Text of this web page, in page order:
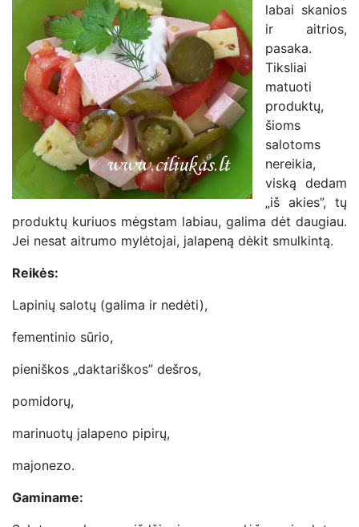
labai skanios
ir aitrios,
pasaka.
Tiksliai
matuoti
produktų,
šioms
salotoms
nereikia,
viską dedam
„iš akies”, tų
produktų kuriuos mėgstam labiau, galima dėt daugiau.
Jei nesat aitrumo mylėtojai, jalapeną dėkit smulkintą.
Reikės:
Lapinių salotų (galima ir nedėti),
fementinio sūrio,
pieniškos „daktariškos” dešros,
pomidorų,
marinuotų jalapeno pipirų,
majonezo.
Gaminame: